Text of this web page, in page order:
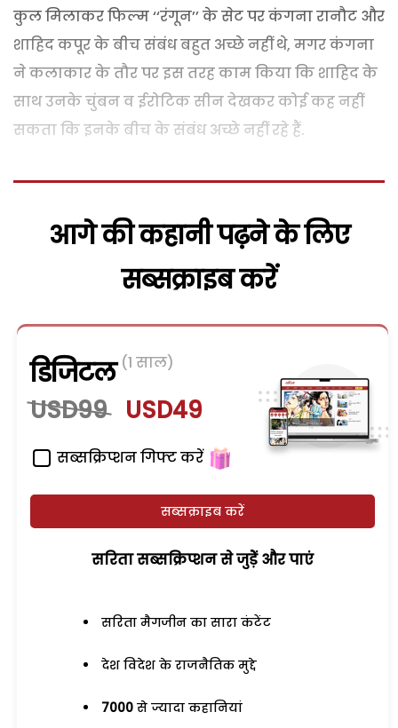
कुल मिलाकर फिल्म ‘‘रंगून’’ के सेट पर कंगना रानौट और
शाहिद कपूर के बीच संबंध बहुत अच्छे नहीं थे, मगर कंगना
ने कलाकार के तौर पर इस तरह काम किया कि शाहिद के
साथ उनके चुंबन व ईरोटिक सीन देखकर कोई कह नहीं
सकता कि इनके बीच के संबंध अच्छे नहीं रहे हैं.
आगे की कहानी पढ़ने के लिए
सब्सक्राइब करें
डिजिटल (1 साल)
USD99 USD49
सब्सक्रिप्शन गिफ्ट करें
सब्सक्राइब करें
सरिता सब्सक्रिप्शन से जुड़ेें और पाएं
सरिता मैगजीन का सारा कंटेंट
देश विदेश के राजनैतिक मुद्दे
7000 से ज्यादा कहानियां